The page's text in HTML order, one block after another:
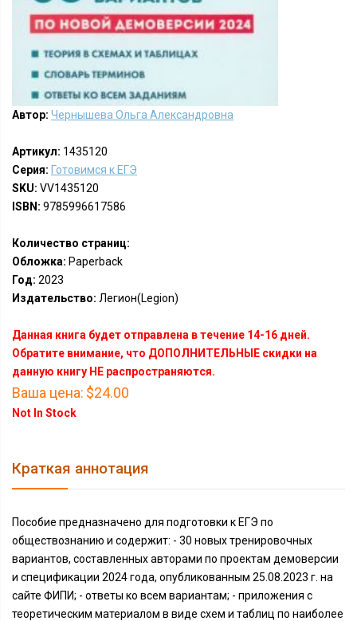
Автор: Чернышева Ольга Александровна
Артикул: 1435120
Серия: Готовимся к ЕГЭ
SKU: VV1435120
ISBN: 9785996617586
Количество страниц:
Обложка: Paperback
Год: 2023
Издательство: Легион(Legion)
Данная книга будет отправлена в течение 14-16 дней.
Обратите внимание, что ДОПОЛНИТЕЛЬНЫЕ скидки на
данную книгу НЕ распространяются.
Ваша цена: $24.00
Not In Stock
Краткая аннотация
Пособие предназначено для подготовки к ЕГЭ по
обществознанию и содержит: - 30 новых тренировочных
вариантов, составленных авторами по проектам демоверсии
и спецификации 2024 года, опубликованным 25.08.2023 г. на
сайте ФИПИ; - ответы ко всем вариантам; - приложения с
теоретическим материалом в виде схем и таблиц по наиболее